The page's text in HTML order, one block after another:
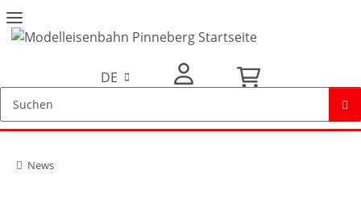
DE
News